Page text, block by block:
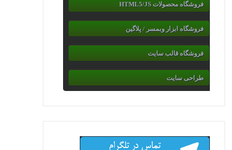
فروشگاه محصولات HTML5/JS
فروشگاه ابزار وبمسر / پلاگین
فروشگاه قالب سایت
طراحی سایت